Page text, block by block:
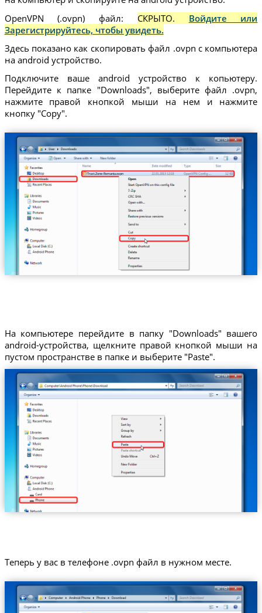
OpenVPN (.ovpn) файл:
СКРЫТО. Войдите или
Зарегистрируйтесь, чтобы увидеть.
Здесь показано как скопировать файл .ovpn с компьютера
на android устройство.
Подключите ваше android устройство к копьютеру.
Перейдите к папке "Downloads", выберите файл .ovpn,
нажмите правой кнопкой мыши на нем и нажмите
кнопку "Copy".
Trust.Zone-Romania.ovpn
На компьютере перейдите в папку "Downloads" вашего
android-устройства, щелкните правой кнопкой мыши на
пустом пространстве в папке и выберите "Paste".
Теперь у вас в телефоне .ovpn файл в нужном месте.